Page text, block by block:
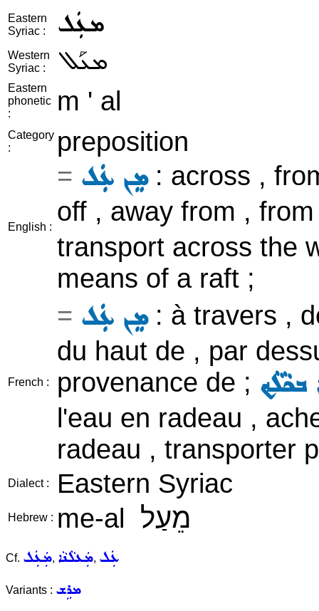
Eastern
Syriac :
ܡܥܲܠ
Western
Syriac :
ܡܥܰܠ
Eastern
phonetic
:
m ' al
Category
:
preposition
English :
= ܡܸܢ ܥܲܠ: across ,
off , away from ,
transport across the
means of a raft ;
French :
= ܡܸܢ ܥܲܠ: à travers ,
du haut de , par
provenance de ;
l'eau en radeau ,
radeau , transporter
Dialect : Eastern Syriac
Hebrew : me-al מֵעַל
Cf. ܡܲܥܲܠ, ܡܲܥܠܵܢܵܐ, ܥܲܠ
Variants : ܡܪܹܫ